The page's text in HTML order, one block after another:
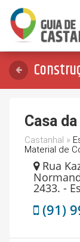
Casa
Castanhal »
Material de
Rua
2433. -
(91)